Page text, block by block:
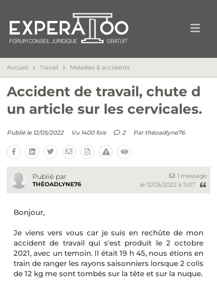
Accueil Travail Maladies & accidents
Accident de travail, chute d
un article sur les cervicales.
Publié le 12/05/2022 Vu 1400 fois 2 Par théoadlyne76
Publié par
THÉOADLYNE76
1 message
le 12/05/2022 à 11:07
Bonjour,
Je viens vers vous car je suis en rechûte de mon
accident de travail qui s'est produit le 2 octobre
2021, avec un temoin. Il était 19 h 45, nous étions en
train de ranger les rayons saisonniers lorsque 2 colis
de 12 kg me sont tombés sur la tête et sur la nuque.